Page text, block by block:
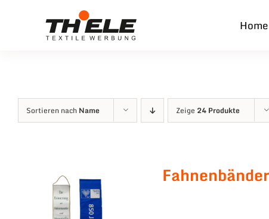
Home
Sortieren nach Name Zeige 24 Produkte
Fahnenbänder